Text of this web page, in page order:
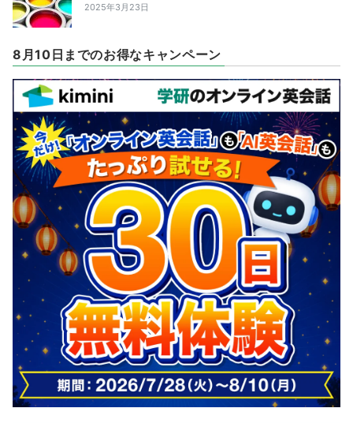
2025年3月23日
8月10日までのお得なキャンペーン